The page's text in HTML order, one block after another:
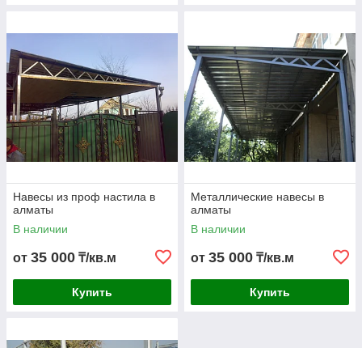
Навесы из проф настила в
алматы
В наличии
от 35 000 ₸/кв.м
Купить
Металлические навесы в
алматы
В наличии
от 35 000 ₸/кв.м
Купить